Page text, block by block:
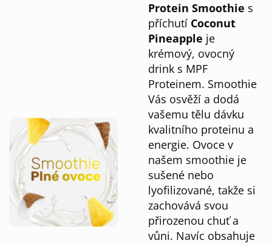
Protein Smoothie s
příchutí Coconut
Pineapple je
krémový, ovocný
drink s MPF
Proteinem. Smoothie
Vás osvěží a dodá
vašemu tělu dávku
kvalitního proteinu a
energie. Ovoce v
našem smoothie je
sušené nebo
lyofilizované, takže si
zachovává svou
přirozenou chuť a
vůni. Navíc obsahuje